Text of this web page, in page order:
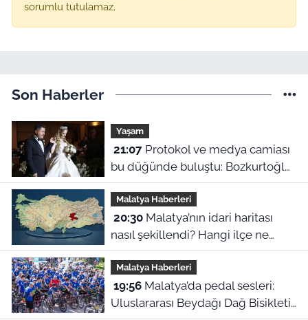
sorumlu tutulamaz.
Son Haberler
Yaşam
21:07Protokol ve medya camiası
bu düğünde buluştu: Bozkurtoğlu
ailesinin mutlu günü
Malatya Haberleri
20:30Malatya’nın idari haritası
nasıl şekillendi? Hangi ilçe ne
zaman ilçe oldu?
Malatya Haberleri
19:56Malatya’da pedal sesleri:
Uluslararası Beydağı Dağ Bisikleti